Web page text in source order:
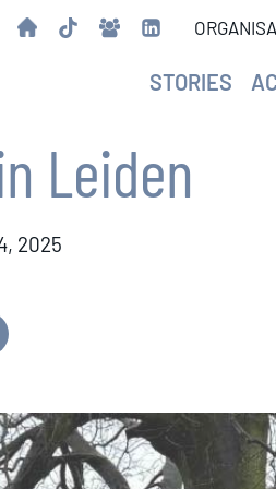
STORIES
Leiden
2025